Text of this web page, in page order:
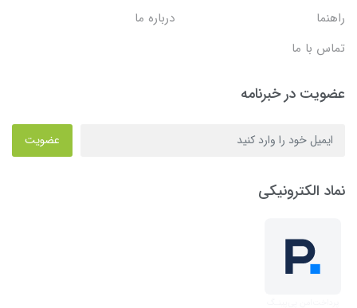
راهنما
درباره ما
تماس با ما
عضویت در خبرنامه
عضویت
نماد الکترونیکی